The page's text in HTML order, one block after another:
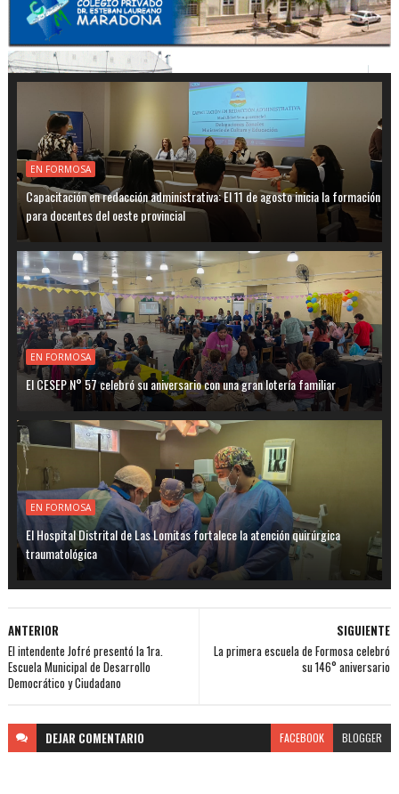
EN FORMOSA
Capacitación en redacción administrativa: El 11 de agosto inicia la formación
para docentes del oeste provincial
EN FORMOSA
El CESEP N° 57 celebró su aniversario con una gran lotería familiar
EN FORMOSA
El Hospital Distrital de Las Lomitas fortalece la atención quirúrgica
traumatológica
SIGUIENTE
La primera escuela de Formosa celebró
su 146° aniversario
ANTERIOR
El intendente Jofré presentó la 1ra.
Escuela Municipal de Desarrollo
Democrático y Ciudadano
DEJAR COMENTARIO FACEBOOK BLOGGER